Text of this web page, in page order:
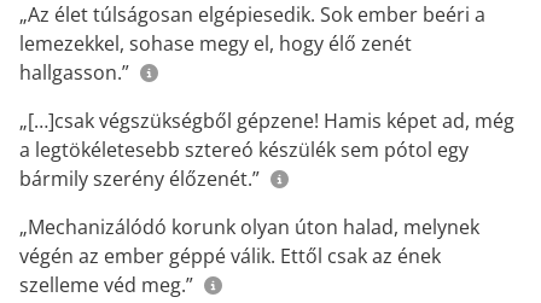
„Az élet túlságosan elgépiesedik. Sok ember beéri a
lemezekkel, sohase megy el, hogy élő zenét
hallgasson.”
„[…]csak végszükségből gépzene! Hamis képet ad, még
a legtökéletesebb sztereó készülék sem pótol egy
bármily szerény élőzenét.”
„Mechanizálódó korunk olyan úton halad, melynek
végén az ember géppé válik. Ettől csak az ének
szelleme véd meg.”